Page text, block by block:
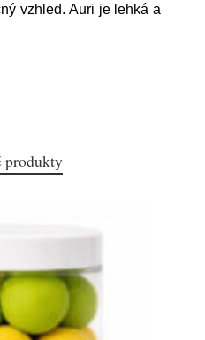
vzhled. Auri je lehká a
produkty